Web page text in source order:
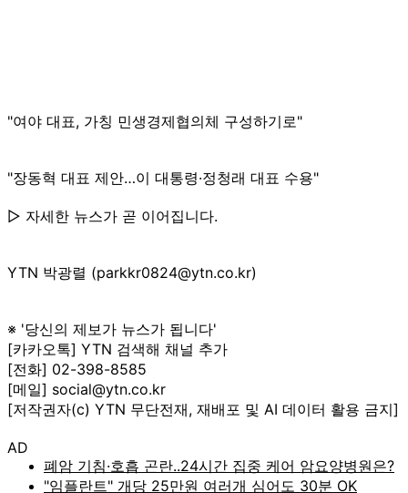
"여야 대표, 가칭 민생경제협의체 구성하기로"
"장동혁 대표 제안…이 대통령·정청래 대표 수용"
▷ 자세한 뉴스가 곧 이어집니다.
YTN 박광렬 (parkkr0824@ytn.co.kr)
※ '당신의 제보가 뉴스가 됩니다'
[카카오톡] YTN 검색해 채널 추가
[전화] 02-398-8585
[메일] social@ytn.co.kr
[저작권자(c) YTN 무단전재, 재배포 및 AI 데이터 활용 금지]
AD